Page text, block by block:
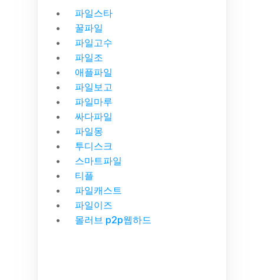
파일스타
꿀파일
파일고수
파일조
애플파일
파일보고
파일마루
싸다파일
파일몽
투디스크
스마트파일
티플
파일캐스트
파일이즈
몰러브 p2p웹하드